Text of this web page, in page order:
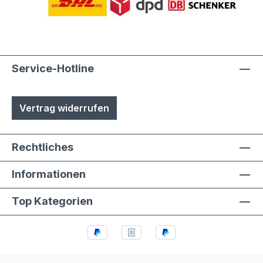
phosphatiert, Aluminiumteile chromfrei
eloxierte Oberflächen, eine
lösungsmittelfreie Pulverlackierung (z.T.
Polyesterpulver in Fassadenqualität, dies
garantiert UV- und Wetterbeständigkeit-
mindestens ca. 70 µm
Service-Hotline
Vertrag widerrufen
Rechtliches
Informationen
Top Kategorien